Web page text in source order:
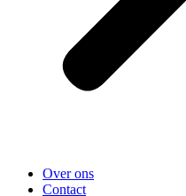
Over ons
Contact